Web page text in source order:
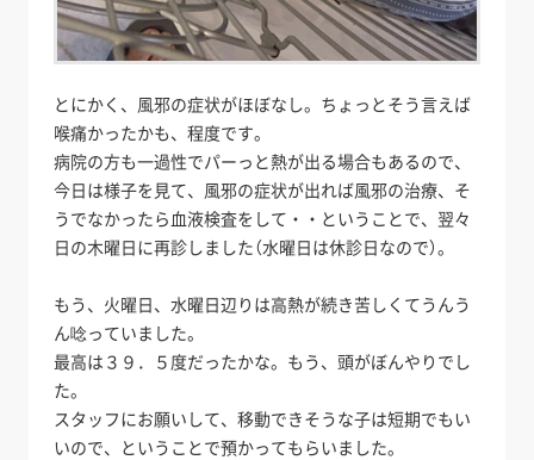
とにかく、風邪の症状がほぼなし。ちょっとそう言えば
喉痛かったかも、程度です。
病院の方も一過性でパーっと熱が出る場合もあるので、
今日は様子を見て、風邪の症状が出れば風邪の治療、そ
うでなかったら血液検査をして・・ということで、翌々
日の木曜日に再診しました（水曜日は休診日なので）。
もう、火曜日、水曜日辺りは高熱が続き苦しくてうんう
ん唸っていました。
最高は３９．５度だったかな。もう、頭がぼんやりでし
た。
スタッフにお願いして、移動できそうな子は短期でもい
いので、ということで預かってもらいました。